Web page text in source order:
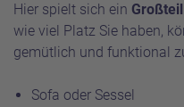
Hier spielt sich ein
wie viel Platz Sie haben,
gemütlich und funktional
Sofa oder Sessel